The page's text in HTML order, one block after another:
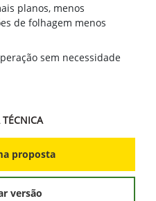
planos, menos
de folhagem menos
sem necessidade
TÉCNICA
proposta
versão